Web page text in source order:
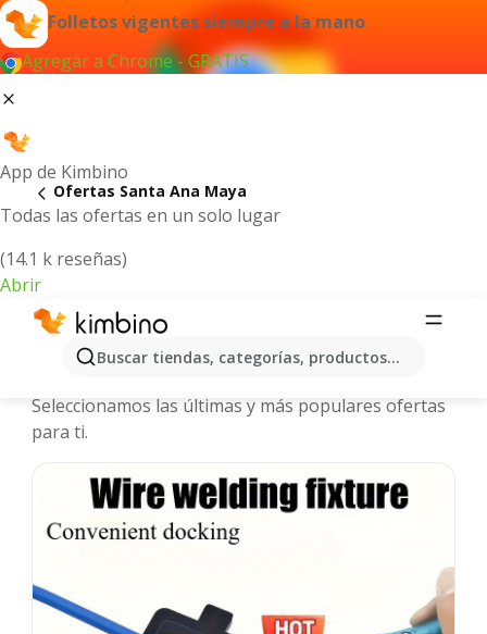
Folletos vigentes siempre a la mano
Agregar a Chrome - GRATIS
App de Kimbino
Todas las ofertas en un solo lugar
(14.1 k reseñas)
Abrir
Buscar tiendas, categorías, productos...
Ofertas Santa Ana Maya
Santa Ana Maya - Folletos y ofertas
Seleccionamos las últimas y más populares ofertas
para ti.